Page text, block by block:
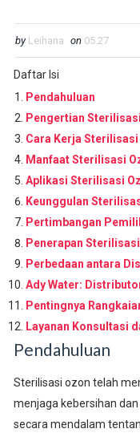
by Leihana on 05.27
Daftar Isi
Pendahuluan
Pengertian
Cara Kerja Sterilisasi
Manfaat Sterilisasi
Aplikasi Sterilisasi
Keunggulan
Pertimbangan
Penerapan
Perbedaan antara
Ady Water:
Pentingnya
Layanan Konsultasi
Pendahuluan
Sterilisasi ozon telah
menjaga kebersihan
secara mendalam